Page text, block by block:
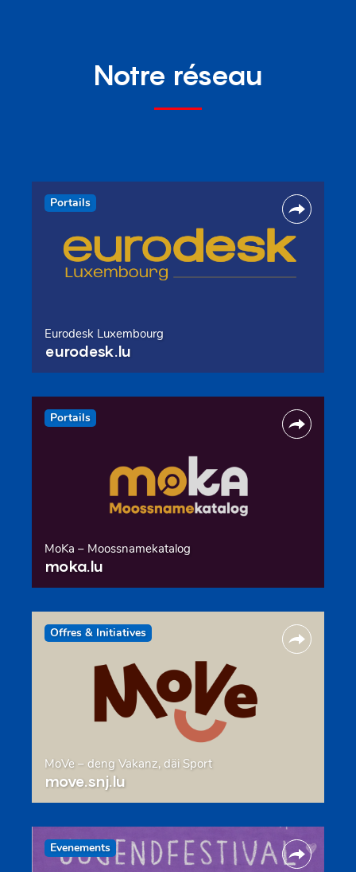
Notre réseau
Portails
Eurodesk Luxembourg
eurodesk.lu
Portails
MoKa – Moossnamekatalog
moka.lu
Offres & Initiatives
MoVe – deng Vakanz, däi Sport
move.snj.lu
Evenements